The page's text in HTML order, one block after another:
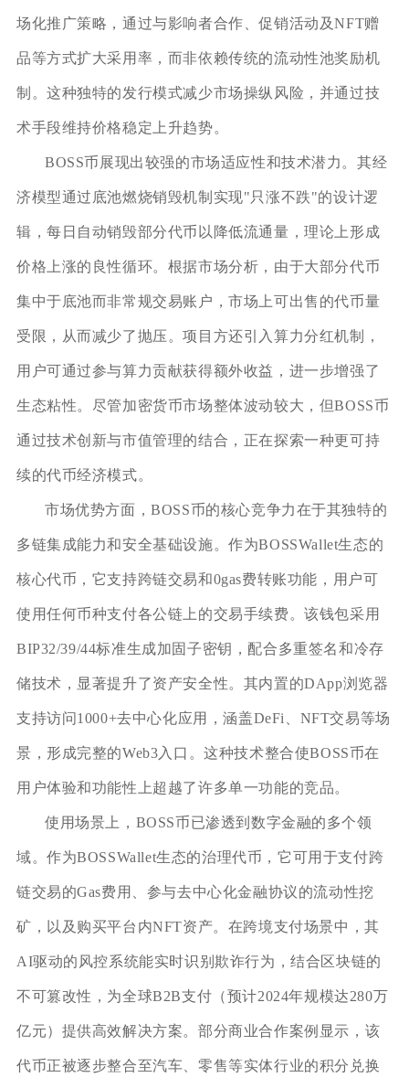
场化推广策略，通过与影响者合作、促销活动及NFT赠
品等方式扩大采用率，而非依赖传统的流动性池奖励机
制。这种独特的发行模式减少市场操纵风险，并通过技
术手段维持价格稳定上升趋势。
BOSS币展现出较强的市场适应性和技术潜力。其经
济模型通过底池燃烧销毁机制实现"只涨不跌"的设计逻
辑，每日自动销毁部分代币以降低流通量，理论上形成
价格上涨的良性循环。根据市场分析，由于大部分代币
集中于底池而非常规交易账户，市场上可出售的代币量
受限，从而减少了抛压。项目方还引入算力分红机制，
用户可通过参与算力贡献获得额外收益，进一步增强了
生态粘性。尽管加密货币市场整体波动较大，但BOSS币
通过技术创新与市值管理的结合，正在探索一种更可持
续的代币经济模式。
市场优势方面，BOSS币的核心竞争力在于其独特的
多链集成能力和安全基础设施。作为BOSSWallet生态的
核心代币，它支持跨链交易和0gas费转账功能，用户可
使用任何币种支付各公链上的交易手续费。该钱包采用
BIP32/39/44标准生成加固子密钥，配合多重签名和冷存
储技术，显著提升了资产安全性。其内置的DApp浏览器
支持访问1000+去中心化应用，涵盖DeFi、NFT交易等场
景，形成完整的Web3入口。这种技术整合使BOSS币在
用户体验和功能性上超越了许多单一功能的竞品。
使用场景上，BOSS币已渗透到数字金融的多个领
域。作为BOSSWallet生态的治理代币，它可用于支付跨
链交易的Gas费用、参与去中心化金融协议的流动性挖
矿，以及购买平台内NFT资产。在跨境支付场景中，其
AI驱动的风控系统能实时识别欺诈行为，结合区块链的
不可篡改性，为全球B2B支付（预计2024年规模达280万
亿元）提供高效解决方案。部分商业合作案例显示，该
代币正被逐步整合至汽车、零售等实体行业的积分兑换